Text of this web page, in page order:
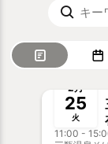
2月
25
火
11:00 -